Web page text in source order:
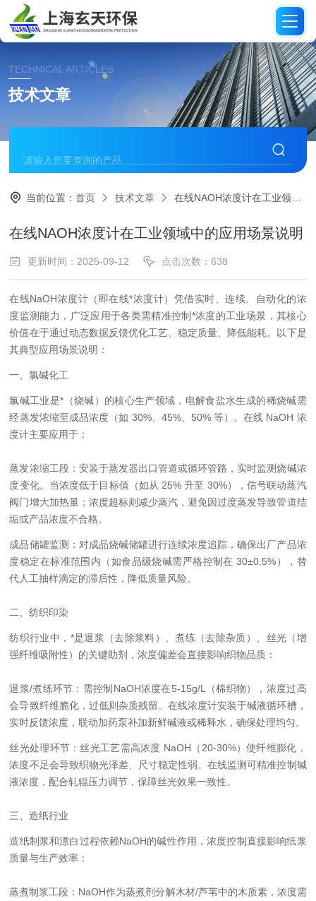
TECHNICAL ARTICLES
技术文章
当前位置：首页 技术文章 在线NAOH浓度计在工业领域中的应用场景说明
在线NAOH浓度计在工业领域中的应用场景说明
更新时间：2025-09-12 点击次数：638
在线NaOH浓度计（即在线*浓度计）凭借实时、连续、自动化的浓
度监测能力，广泛应用于各类需精准控制*浓度的工业场景，其核心
价值在于通过动态数据反馈优化工艺、稳定质量、降低能耗。以下是
其典型应用场景说明：
一、氯碱化工
氯碱工业是*（烧碱）的核心生产领域，电解食盐水生成的稀烧碱需
经蒸发浓缩至成品浓度（如 30%、45%、50% 等）。在线 NaOH 浓
度计主要应用于：
蒸发浓缩工段：安装于蒸发器出口管道或循环管路，实时监测烧碱浓
度变化。当浓度低于目标值（如从 25% 升至 30%），信号联动蒸汽
阀门增大加热量；浓度超标则减少蒸汽，避免因过度蒸发导致管道结
垢或产品浓度不合格。
成品储罐监测：对成品烧碱储罐进行连续浓度追踪，确保出厂产品浓
度稳定在标准范围内（如食品级烧碱需严格控制在 30±0.5%），替
代人工抽样滴定的滞后性，降低质量风险。
二、纺织印染
纺织行业中，*是退浆（去除浆料）、煮练（去除杂质）、丝光（增
强纤维吸附性）的关键助剂，浓度偏差会直接影响织物品质：
退浆/煮练环节：需控制NaOH浓度在5-15g/L（棉织物），浓度过高
会导致纤维脆化，过低则杂质残留。在线浓度计安装于碱液循环槽，
实时反馈浓度，联动加药泵补加新鲜碱液或稀释水，确保处理均匀。
丝光处理环节：丝光工艺需高浓度 NaOH（20-30%）使纤维膨化，
浓度不足会导致织物光泽差、尺寸稳定性弱。在线监测可精准控制碱
液浓度，配合轧辊压力调节，保障丝光效果一致性。
三、造纸行业
造纸制浆和漂白过程依赖NaOH的碱性作用，浓度控制直接影响纸浆
质量与生产效率：
蒸煮制浆工段：NaOH作为蒸煮剂分解木材/芦苇中的木质素，浓度需